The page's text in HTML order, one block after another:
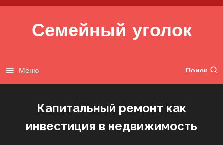
Перейти к содержимому
Семейный уголок
Меню Поиск
Капитальный ремонт как
инвестиция в недвижимость